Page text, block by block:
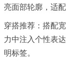
亮面部轮廓，适配
穿搭推荐：搭配
力中注入个性表
明标签。